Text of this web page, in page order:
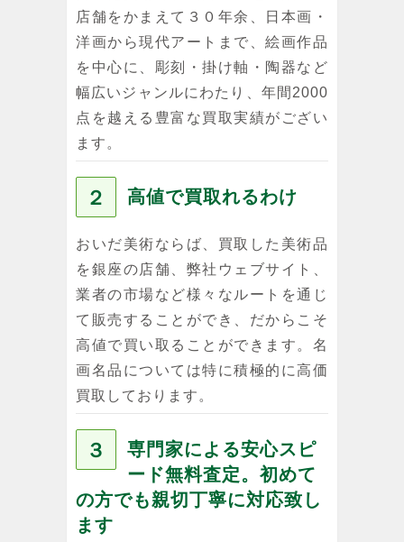
店舗をかまえて３０年余、日本画・
洋画から現代アートまで、絵画作品
を中心に、彫刻・掛け軸・陶器など
幅広いジャンルにわたり、年間2000
点を越える豊富な買取実績がござい
ます。
２ 高値で買取れるわけ
おいだ美術ならば、買取した美術品
を銀座の店舗、弊社ウェブサイト、
業者の市場など様々なルートを通じ
て販売することができ、だからこそ
高値で買い取ることができます。名
画名品については特に積極的に高価
買取しております。
３
専門家による安心スピ
ード無料査定。初めて
の方でも親切丁寧に対応致し
ます